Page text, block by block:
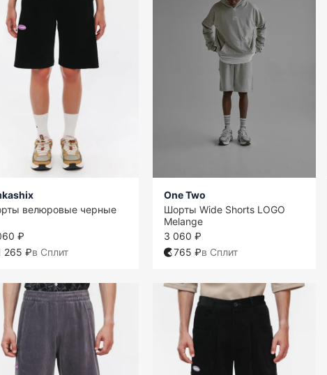
велюровые черные
₽
265 ₽в Сплит
One Two
Шорты Wide Shorts LOGO
Melange
3 060 ₽
765 ₽в Сплит